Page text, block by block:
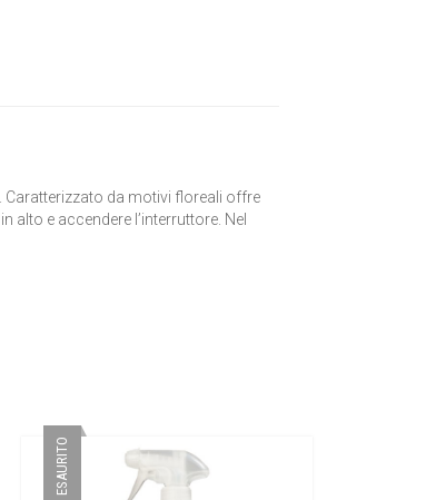
Caratterizzato da motivi floreali offre
e accendere l’interruttore. Nel
ESAURITO